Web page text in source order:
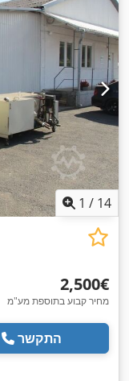
1 / 14
‏2,500 ‏€
מחיר קבוע בתוספת מע"מ
התקשר